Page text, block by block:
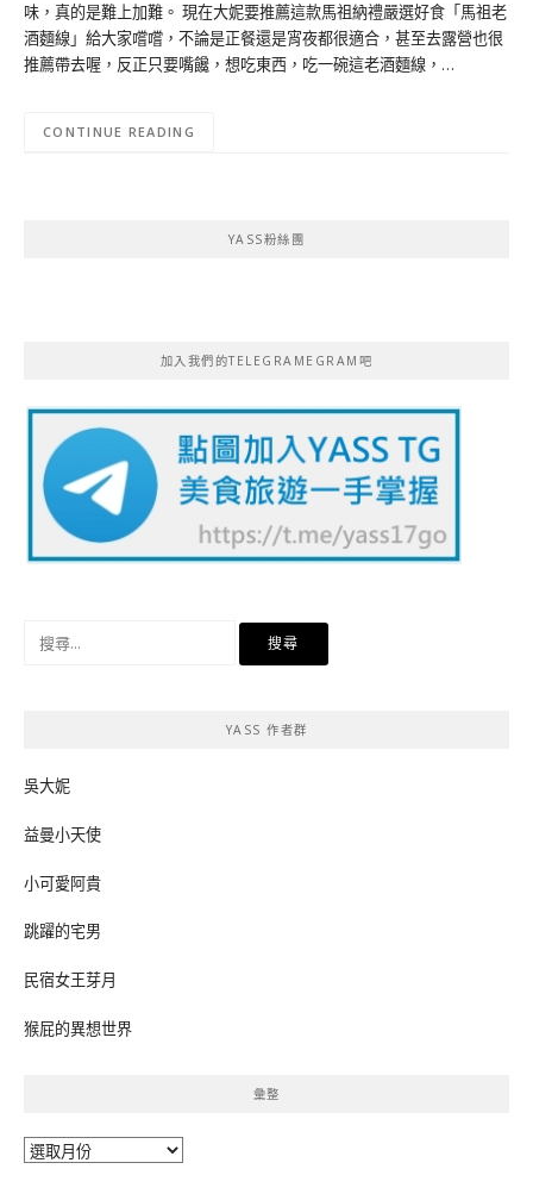
味，真的是難上加難。 現在大妮要推薦這款馬祖納禮嚴選好食「馬祖老
酒麵線」給大家嚐嚐，不論是正餐還是宵夜都很適合，甚至去露營也很
推薦帶去喔，反正只要嘴饞，想吃東西，吃一碗這老酒麵線，…
CONTINUE READING
YASS粉絲團
加入我們的TELEGRAMEGRAM吧
YASS 作者群
吳大妮
益曼小天使
小可愛阿貴
跳躍的宅男
民宿女王芽月
猴屁的異想世界
彙整
彙